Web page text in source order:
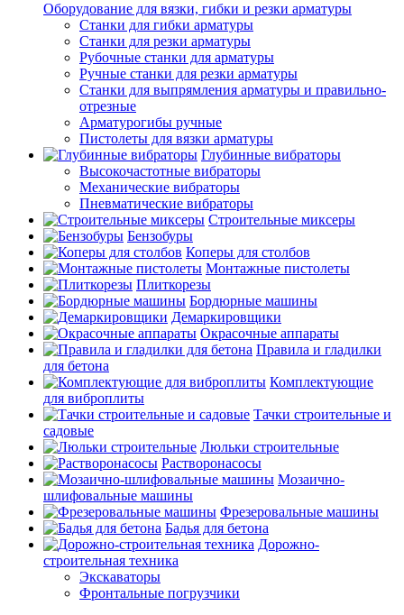
Оборудование для вязки, гибки и резки арматуры
Станки для гибки арматуры
Станки для резки арматуры
Рубочные станки для арматуры
Ручные станки для резки арматуры
Станки для выпрямления арматуры и правильно-
отрезные
Арматурогибы ручные
Пистолеты для вязки арматуры
Глубинные вибраторы
Высокочастотные вибраторы
Механические вибраторы
Пневматические вибраторы
Строительные миксеры
Бензобуры
Коперы для столбов
Монтажные пистолеты
Плиткорезы
Бордюрные машины
Демаркировщики
Окрасочные аппараты
Правила и гладилки
для бетона
Комплектующие
для виброплиты
Тачки строительные и
садовые
Люльки строительные
Растворонасосы
Мозаично-
шлифовальные машины
Фрезеровальные машины
Бадья для бетона
Дорожно-
строительная техника
Экскаваторы
Фронтальные погрузчики